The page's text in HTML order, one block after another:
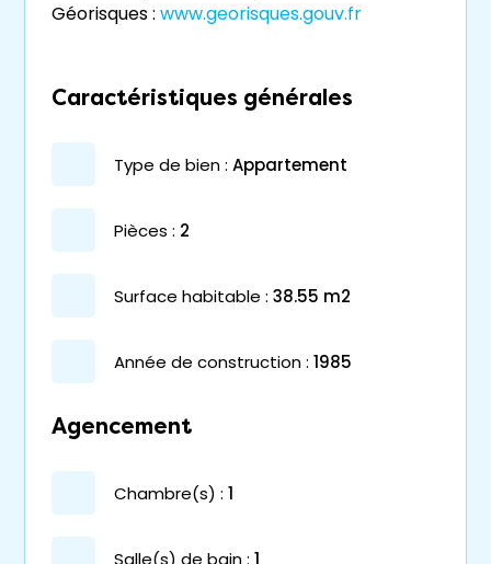
Géorisques : www.georisques.gouv.fr
Caractéristiques générales
type de bien : appartement
pièces : 2
surface habitable : 38.55 m2
année de construction : 1985
Agencement
chambre(s) : 1
salle(s) de bain : 1